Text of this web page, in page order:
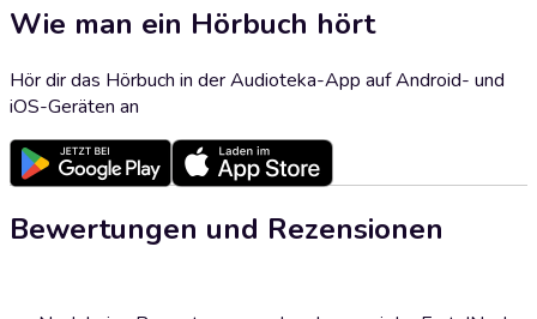
Wie man ein Hörbuch hört
Hör dir das Hörbuch in der Audioteka-App auf Android- und
iOS-Geräten an
Bewertungen und Rezensionen